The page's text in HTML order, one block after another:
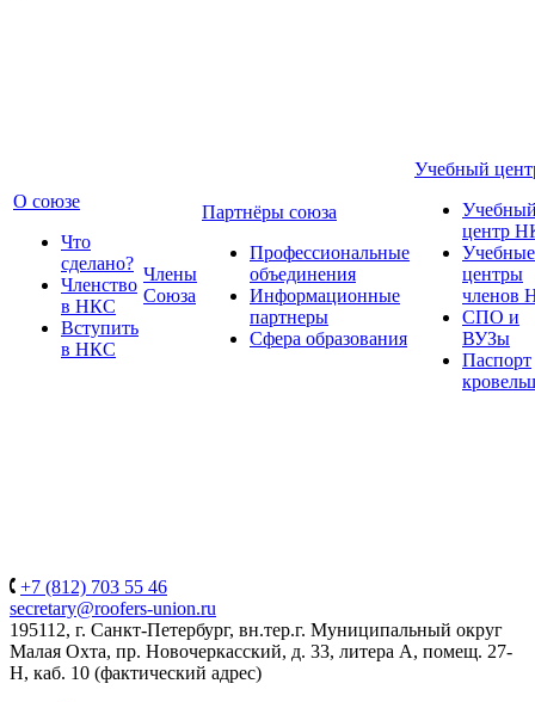
О союзе
Что
сделано?
Членство
в НКС
Вступить
в НКС
Члены
Союза
Партнёры союза
Профессиональные
объединения
Информационные
партнеры
Сфера образования
Учебный
центр
Учебные
центры
членов
СПО и
ВУЗы
Паспорт
+7 (812) 703 55 46
secretary@roofers-union.ru
195112, г. Санкт-Петербург, вн.тер.г. Муниципальный округ
Малая Охта, пр. Новочеркасский, д. 33, литера А, помещ. 27-
Н, каб. 10 (фактический адрес)